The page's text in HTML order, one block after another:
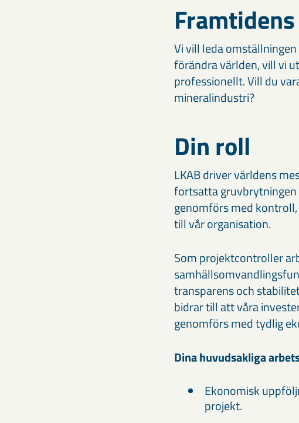
Vi vill leda
förändra världen, vill vi
professionellt. Vill du
mineralindustri?
Din roll
LKAB driver världens
fortsatta gruvbrytningen
genomförs med
till vår organisation.
Som projektcontroller
transparens och
bidrar till att våra
genomförs med tydlig
Dina huvudsakliga
Ekonomisk
projekt.